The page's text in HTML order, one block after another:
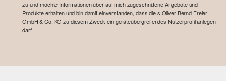
zu und möchte Informationen über auf mich zugeschnittene Angebote und
Produkte erhalten und bin damit einverstanden, dass die s.Oliver Bernd Freier
GmbH & Co. KG zu diesem Zweck ein geräteübergreifendes Nutzerprofil anlegen
darf.